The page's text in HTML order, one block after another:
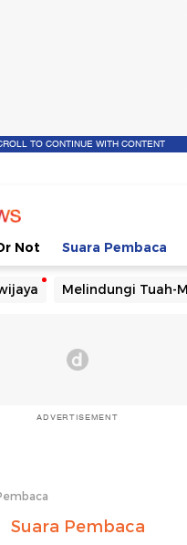
TO CONTINUE WITH CONTENT
Not Suara Pembaca
Melindungi Tuah-
ADVERTISEMENT
Suara Pembaca